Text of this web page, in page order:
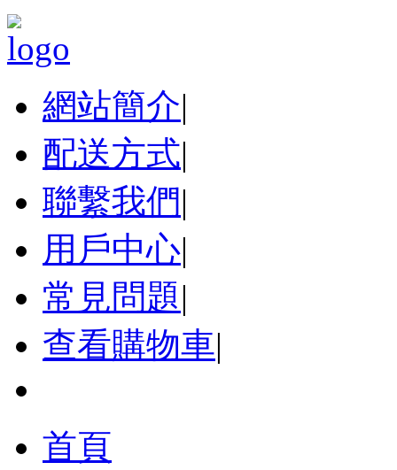
網站簡介|
配送方式|
聯繫我們|
用戶中心|
常見問題|
查看購物車|
首頁